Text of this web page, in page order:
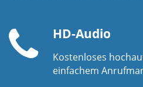
Telefonhörer
HD-Audio
Kostenloses
einfachem